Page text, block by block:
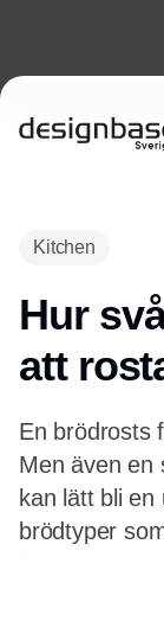
Kitchen
Hur
att
En brödrosts
Men även en
kan lätt bli
brödtyper